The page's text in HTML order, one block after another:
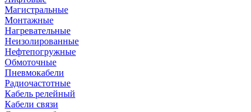
Магистральные
Монтажные
Нагревательные
Неизолированные
Нефтепогружные
Обмоточные
Пневмокабели
Радиочастотные
Кабель релейный
Кабели связи